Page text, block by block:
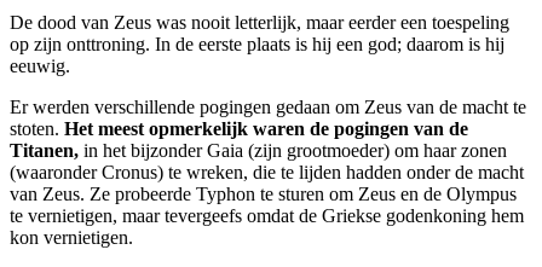
De dood van Zeus was nooit letterlijk, maar eerder een toespeling
op zijn onttroning. In de eerste plaats is hij een god; daarom is hij
eeuwig.
Er werden verschillende pogingen gedaan om Zeus van de macht te
stoten. Het meest opmerkelijk waren de pogingen van de
Titanen, in het bijzonder Gaia (zijn grootmoeder) om haar zonen
(waaronder Cronus) te wreken, die te lijden hadden onder de macht
van Zeus. Ze probeerde Typhon te sturen om Zeus en de Olympus
te vernietigen, maar tevergeefs omdat de Griekse godenkoning hem
kon vernietigen.